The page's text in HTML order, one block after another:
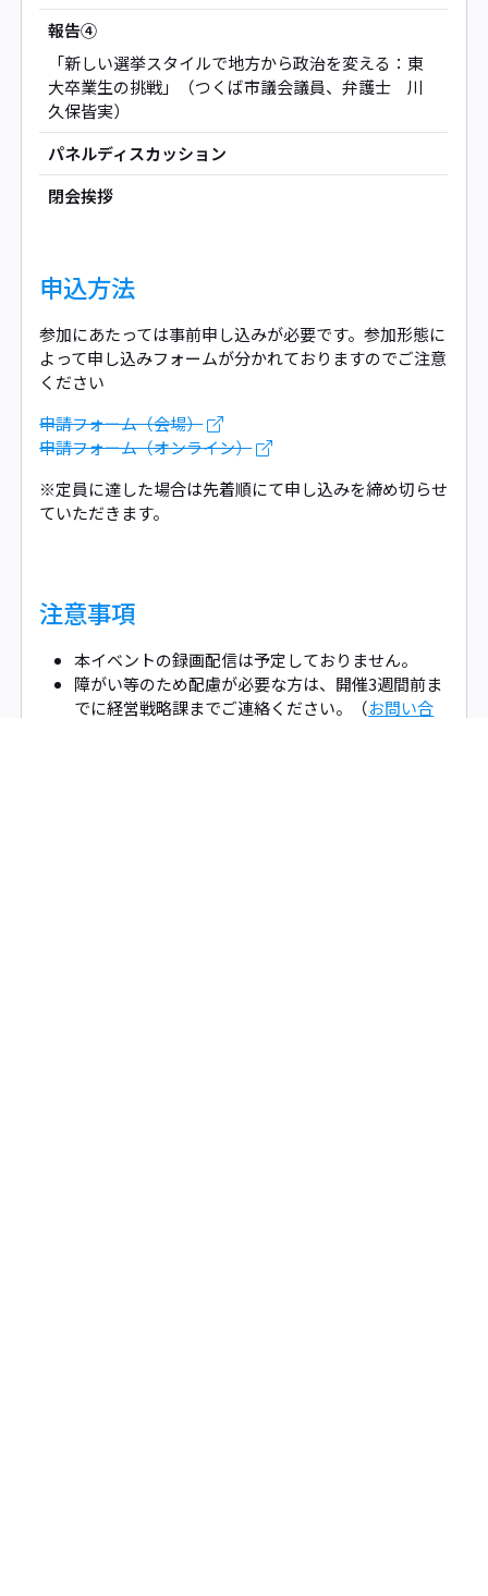
報告④
「新しい選挙スタイルで地方から政治を変える：東
大卒業生の挑戦」（つくば市議会議員、弁護士 川
久保皆実）
パネルディスカッション
閉会挨拶
申込方法
参加にあたっては事前申し込みが必要です。参加形態に
よって申し込みフォームが分かれておりますのでご注意
ください
申請フォーム（会場）
申請フォーム（オンライン）
※定員に達した場合は先着順にて申し込みを締め切らせ
ていただきます。
注意事項
本イベントの録画配信は予定しておりません。
障がい等のため配慮が必要な方は、開催3週間前ま
でに経営戦略課までご連絡ください。（お問い合